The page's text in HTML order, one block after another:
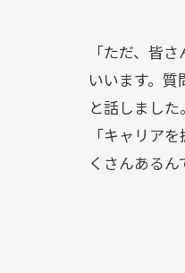
「ただ、皆
いいます。
と話しました。
「キャリア
くさんある